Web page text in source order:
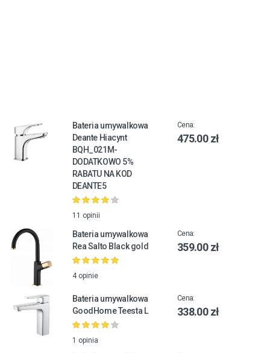
Bateria umywalkowa
Deante Hiacynt
BQH_021M-
DODATKOWO 5%
RABATU NA KOD
DEANTE5
11 opinii
Cena:
475.00 zł
Bateria umywalkowa
Rea Salto Black gold
4 opinie
Cena:
359.00 zł
Bateria umywalkowa
GoodHome Teesta L
1 opinia
Cena:
338.00 zł